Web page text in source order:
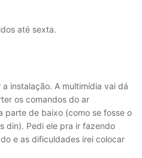
até sexta.
instalação. A multimídia vai dá
os comandos do ar
parte de baixo (como se fosse o
din). Pedi ele pra ir fazendo
e as dificuldades irei colocar